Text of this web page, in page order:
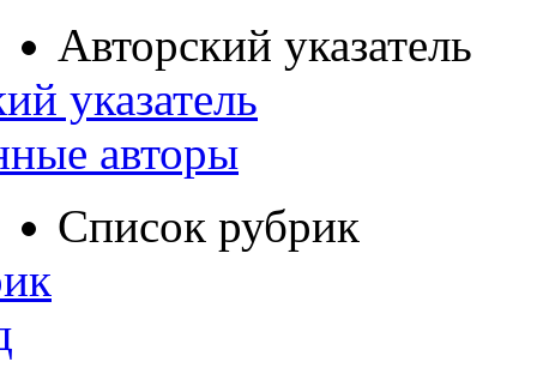
Авторский указатель
указатель
авторы
Список рубрик